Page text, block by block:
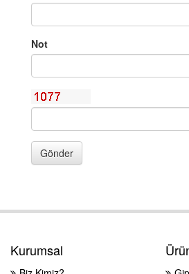
Not
Gönder
Kurumsal